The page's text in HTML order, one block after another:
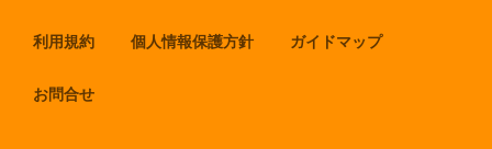
利用規約 個人情報保護方針 ガイドマップ
お問合せ